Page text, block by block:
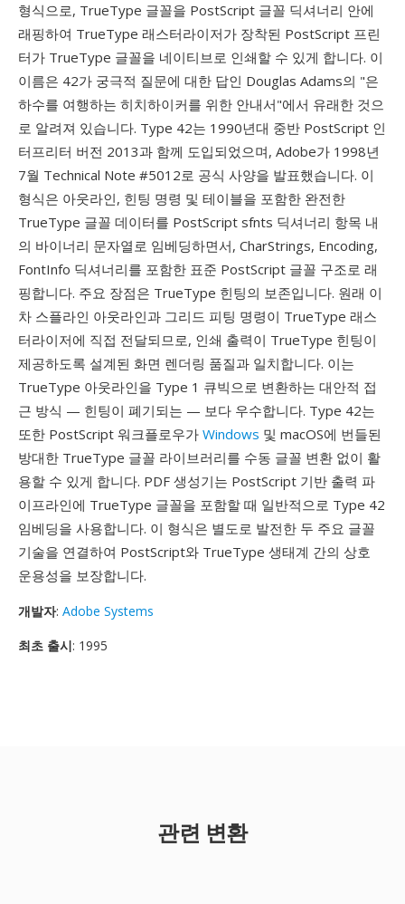
형식으로, TrueType 글꼴을 PostScript 글꼴 딕셔너리 안에
래핑하여 TrueType 래스터라이저가 장착된 PostScript 프린
터가 TrueType 글꼴을 네이티브로 인쇄할 수 있게 합니다. 이
이름은 42가 궁극적 질문에 대한 답인 Douglas Adams의 "은
하수를 여행하는 히치하이커를 위한 안내서"에서 유래한 것으
로 알려져 있습니다. Type 42는 1990년대 중반 PostScript 인
터프리터 버전 2013과 함께 도입되었으며, Adobe가 1998년
7월 Technical Note #5012로 공식 사양을 발표했습니다. 이
형식은 아웃라인, 힌팅 명령 및 테이블을 포함한 완전한
TrueType 글꼴 데이터를 PostScript sfnts 딕셔너리 항목 내
의 바이너리 문자열로 임베딩하면서, CharStrings, Encoding,
FontInfo 딕셔너리를 포함한 표준 PostScript 글꼴 구조로 래
핑합니다. 주요 장점은 TrueType 힌팅의 보존입니다. 원래 이
차 스플라인 아웃라인과 그리드 피팅 명령이 TrueType 래스
터라이저에 직접 전달되므로, 인쇄 출력이 TrueType 힌팅이
제공하도록 설계된 화면 렌더링 품질과 일치합니다. 이는
TrueType 아웃라인을 Type 1 큐빅으로 변환하는 대안적 접
근 방식 — 힌팅이 폐기되는 — 보다 우수합니다. Type 42는
또한 PostScript 워크플로우가 Windows 및 macOS에 번들된
방대한 TrueType 글꼴 라이브러리를 수동 글꼴 변환 없이 활
용할 수 있게 합니다. PDF 생성기는 PostScript 기반 출력 파
이프라인에 TrueType 글꼴을 포함할 때 일반적으로 Type 42
임베딩을 사용합니다. 이 형식은 별도로 발전한 두 주요 글꼴
기술을 연결하여 PostScript와 TrueType 생태계 간의 상호
운용성을 보장합니다.
개발자: Adobe Systems
최초 출시: 1995
관련 변환